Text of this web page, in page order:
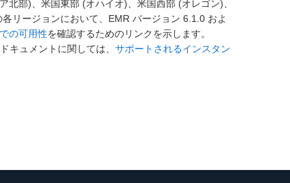
部)、米国東部 (オハイオ)、米国西部 (オレゴン)、
リージョンにおいて、EMR バージョン 6.1.0 およ
の可用性を確認するためのリンクを示します。
キュメントに関しては、 サポートされるインスタン